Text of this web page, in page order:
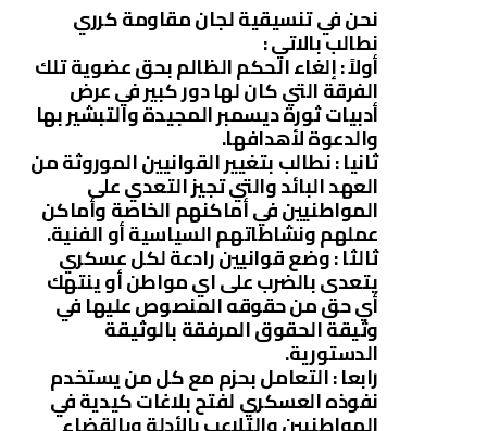
نحن في تنسيقية لجان مقاومة كرري
نطالب بالاتي :
أولاً : إلغاء الحكم الظالم بحق عضوية تلك
الفرقة التي كان لها دور كبير في عرض
أدبيات ثورة ديسمبر المجيدة والتبشير بها
والدعوة لأهدافها.
ثانيا : نطالب بتغيير القوانيين الموروثة من
العهد البائد والتي تجيز التعدي على
المواطنيين في أماكنهم الخاصة وأماكن
عملهم ونشاطاتهم السياسية أو الفنية.
ثالثا : وضع قوانيين رادعة لكل عسكري
يتعدى بالضرب على اي مواطن أو ينتهك
أي حق من حقوقه المنصوص عليها في
وثيقة الحقوق المرفقة بالوثيقة
الدستورية.
رابعا : التعامل بحزم مع كل من يستخدم
نفوذه العسكري لفتح بلاغات كيدية في